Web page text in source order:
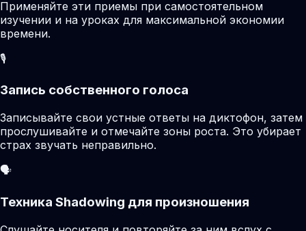
Применяйте эти приемы при самостоятельном
изучении и на уроках для максимальной экономии
времени.
🎙️
Запись собственного голоса
Записывайте свои устные ответы на диктофон, затем
прослушивайте и отмечайте зоны роста. Это убирает
страх звучать неправильно.
🗣️
Техника Shadowing для произношения